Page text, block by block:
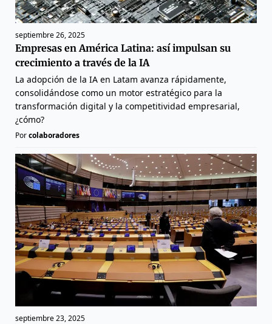
septiembre 26, 2025
Empresas en América Latina: así impulsan su
crecimiento a través de la IA
La adopción de la IA en Latam avanza rápidamente,
consolidándose como un motor estratégico para la
transformación digital y la competitividad empresarial,
¿cómo?
Porcolaboradores
septiembre 23, 2025